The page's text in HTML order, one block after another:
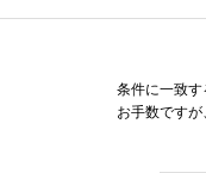
条件に一致す
お手数ですが